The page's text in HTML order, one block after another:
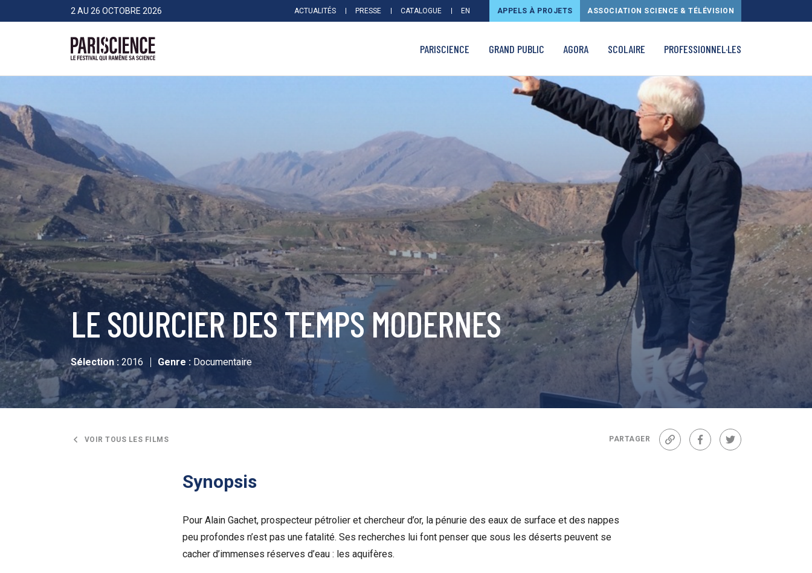
>Aller au contenu2 AU 26 OCTOBRE 2026 ACTUALITÉS PRESSE CATALOGUE EN APPELS À PROJETS ASSOCIATION SCIENCE & TÉLÉVISION
PARISCIENCE GRAND PUBLIC AGORA SCOLAIRE PROFESSIONNEL·LES
LE SOURCIER DES TEMPS MODERNES
Sélection : 2016 Genre : Documentaire
VOIR TOUS LES FILMS PARTAGER
Lien FacebookTwitter
Synopsis
Pour Alain Gachet, prospecteur pétrolier et chercheur d’or, la pénurie des eaux de surface et des nappes
peu profondes n’est pas une fatalité. Ses recherches lui font penser que sous les déserts peuvent se
cacher d’immenses réserves d’eau : les aquifères.
Panneau de gestion des cookies